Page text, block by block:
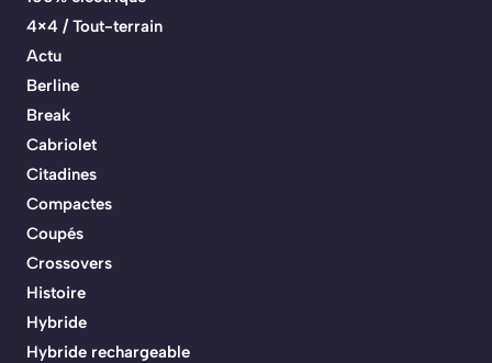
4×4 / Tout-terrain
Actu
Berline
Break
Cabriolet
Citadines
Compactes
Coupés
Crossovers
Histoire
Hybride
Hybride rechargeable